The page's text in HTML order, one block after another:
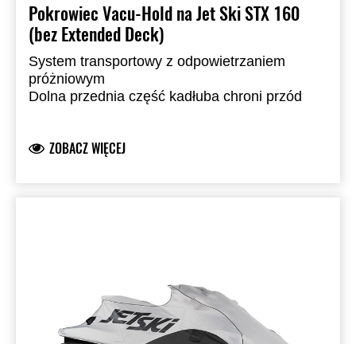
Pokrowiec Vacu-Hold na Jet Ski STX 160
(bez Extended Deck)
System transportowy z odpowietrzaniem
próżniowym
Dolna przednia część kadłuba chroni przód
LastZOBACZ WIĘCEJ